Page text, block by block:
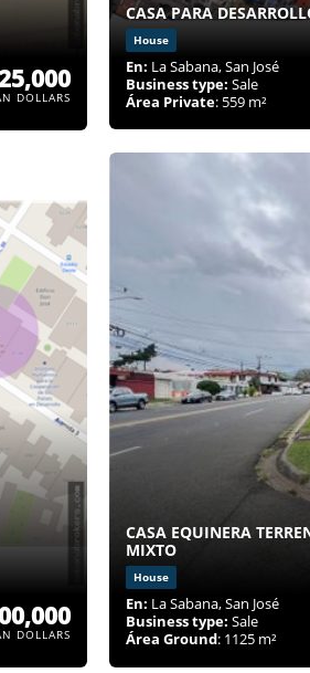
DOLLARS
CASA PARA
House
En: La Sabana, San José
Business type: Sale
Área Private: 559 m²
DOLLARS
CASA EQUINERA
MIXTO
House
En: La Sabana, San José
Business type: Sale
Área Ground: 1125 m²